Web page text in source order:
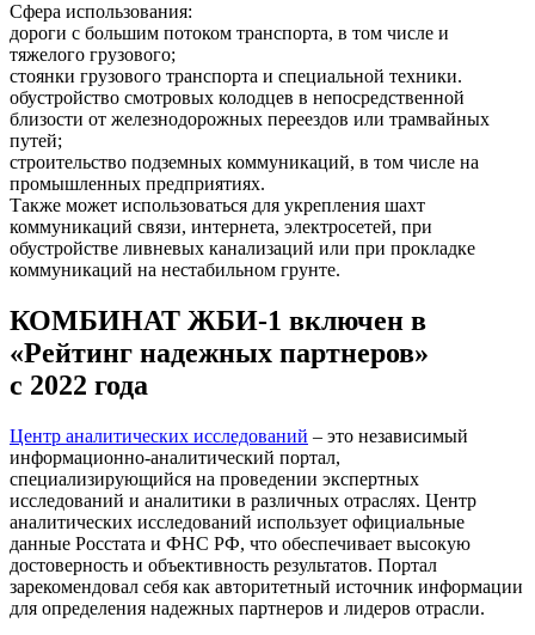
Сфера использования:
дороги с большим потоком транспорта, в том числе и
тяжелого грузового;
стоянки грузового транспорта и специальной техники.
обустройство смотровых колодцев в непосредственной
близости от железнодорожных переездов или трамвайных
путей;
строительство подземных коммуникаций, в том числе на
промышленных предприятиях.
Также может использоваться для укрепления шахт
коммуникаций связи, интернета, электросетей, при
обустройстве ливневых канализаций или при прокладке
коммуникаций на нестабильном грунте.
КОМБИНАТ ЖБИ-1 включен в
«Рейтинг надежных партнеров»
с 2022 года
Центр аналитических исследований – это независимый
информационно-аналитический портал,
специализирующийся на проведении экспертных
исследований и аналитики в различных отраслях. Центр
аналитических исследований использует официальные
данные Росстата и ФНС РФ, что обеспечивает высокую
достоверность и объективность результатов. Портал
зарекомендовал себя как авторитетный источник информации
для определения надежных партнеров и лидеров отрасли.